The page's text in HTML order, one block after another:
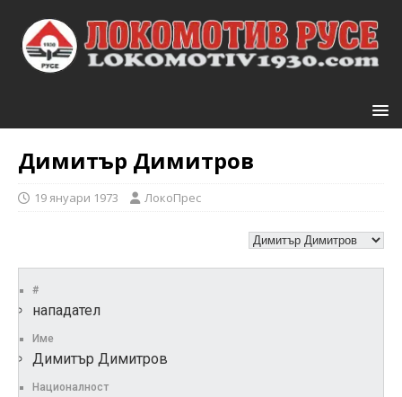
Димитър Димитров
19 януари 1973 ЛокоПрес
#
нападател
Име
Димитър Димитров
Националност